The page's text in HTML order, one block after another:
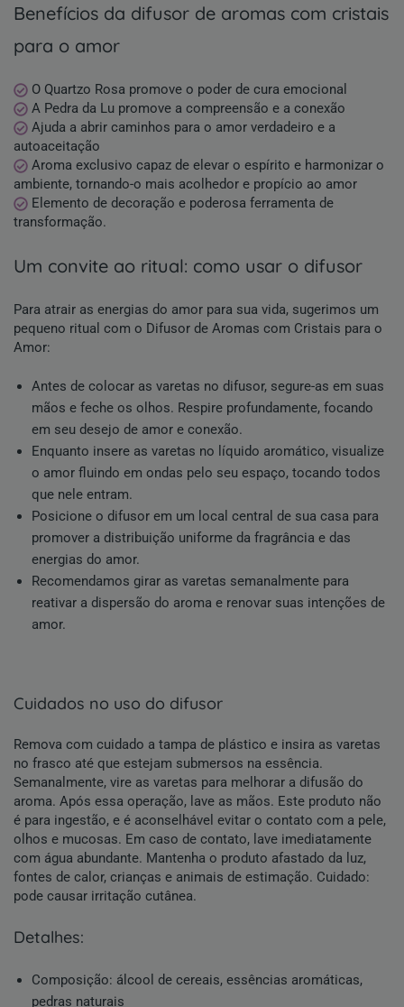
benefícios da difusor de aromas com cristais
para o amor
O Quartzo Rosa promove o poder de cura emocional
A Pedra da Lu promove a compreensão e a conexão
Ajuda a abrir caminhos para o amor verdadeiro e a
autoaceitação
Aroma exclusivo capaz de elevar o espírito e harmonizar o
ambiente, tornando-o mais acolhedor e propício ao amor
Elemento de decoração e poderosa ferramenta de
transformação.
um convite ao ritual: como usar o difusor
Para atrair as energias do amor para sua vida, sugerimos um
pequeno ritual com o Difusor de Aromas com Cristais para o
Amor:
Antes de colocar as varetas no difusor, segure-as em suas
mãos e feche os olhos. Respire profundamente, focando
em seu desejo de amor e conexão.
Enquanto insere as varetas no líquido aromático, visualize
o amor fluindo em ondas pelo seu espaço, tocando todos
que nele entram.
Posicione o difusor em um local central de sua casa para
promover a distribuição uniforme da fragrância e das
energias do amor.
Recomendamos girar as varetas semanalmente para
reativar a dispersão do aroma e renovar suas intenções de
amor.
cuidados no uso do difusor
Remova com cuidado a tampa de plástico e insira as varetas
no frasco até que estejam submersos na essência.
Semanalmente, vire as varetas para melhorar a difusão do
aroma. Após essa operação, lave as mãos. Este produto não
é para ingestão, e é aconselhável evitar o contato com a pele,
olhos e mucosas. Em caso de contato, lave imediatamente
com água abundante. Mantenha o produto afastado da luz,
fontes de calor, crianças e animais de estimação. Cuidado:
pode causar irritação cutânea.
detalhes:
Composição: álcool de cereais, essências aromáticas,
pedras naturais